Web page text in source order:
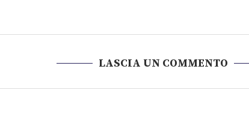
LASCIA UN COMMENTO